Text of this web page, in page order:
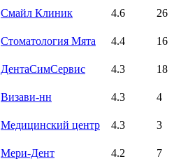
Смайл Клиник 4.6
26
Стоматология Мята 4.4
16
ДентаСимСервис 4.3
18
Визави-нн 4.3
4
Медицинский центр 4.3
3
Мери-Дент 4.2 7